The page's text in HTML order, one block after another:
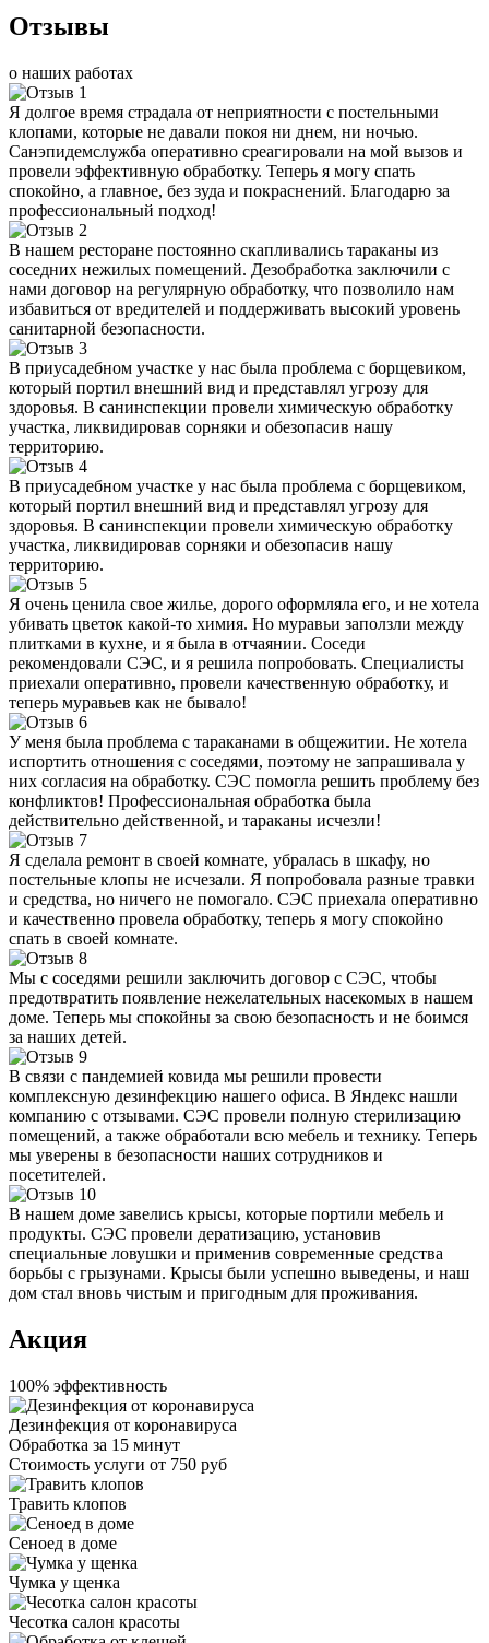
Отзывы
о наших работах
Я долгое время страдала от неприятности с постельными
клопами, которые не давали покоя ни днем, ни ночью.
Санэпидемслужба оперативно среагировали на мой вызов и
провели эффективную обработку. Теперь я могу спать
спокойно, а главное, без зуда и покраснений. Благодарю за
профессиональный подход!
В нашем ресторане постоянно скапливались тараканы из
соседних нежилых помещений. Дезобработка заключили с
нами договор на регулярную обработку, что позволило нам
избавиться от вредителей и поддерживать высокий уровень
санитарной безопасности.
В приусадебном участке у нас была проблема с борщевиком,
который портил внешний вид и представлял угрозу для
здоровья. В санинспекции провели химическую обработку
участка, ликвидировав сорняки и обезопасив нашу
территорию.
В приусадебном участке у нас была проблема с борщевиком,
который портил внешний вид и представлял угрозу для
здоровья. В санинспекции провели химическую обработку
участка, ликвидировав сорняки и обезопасив нашу
территорию.
Я очень ценила свое жилье, дорого оформляла его, и не хотела
убивать цветок какой-то химия. Но муравьи заползли между
плитками в кухне, и я была в отчаянии. Соседи
рекомендовали СЭС, и я решила попробовать. Специалисты
приехали оперативно, провели качественную обработку, и
теперь муравьев как не бывало!
У меня была проблема с тараканами в общежитии. Не хотела
испортить отношения с соседями, поэтому не запрашивала у
них согласия на обработку. СЭС помогла решить проблему без
конфликтов! Профессиональная обработка была
действительно действенной, и тараканы исчезли!
Я сделала ремонт в своей комнате, убралась в шкафу, но
постельные клопы не исчезали. Я попробовала разные травки
и средства, но ничего не помогало. СЭС приехала оперативно
и качественно провела обработку, теперь я могу спокойно
спать в своей комнате.
Мы с соседями решили заключить договор с СЭС, чтобы
предотвратить появление нежелательных насекомых в нашем
доме. Теперь мы спокойны за свою безопасность и не боимся
за наших детей.
В связи с пандемией ковида мы решили провести
комплексную дезинфекцию нашего офиса. В Яндекс нашли
компанию с отзывами. СЭС провели полную стерилизацию
помещений, а также обработали всю мебель и технику. Теперь
мы уверены в безопасности наших сотрудников и
посетителей.
В нашем доме завелись крысы, которые портили мебель и
продукты. СЭС провели дератизацию, установив
специальные ловушки и применив современные средства
борьбы с грызунами. Крысы были успешно выведены, и наш
дом стал вновь чистым и пригодным для проживания.
Акция
100% эффективность
Дезинфекция от коронавируса
Обработка за 15 минут
Стоимость услуги от 750 руб
Травить клопов
Сеноед в доме
Чумка у щенка
Чесотка салон красоты